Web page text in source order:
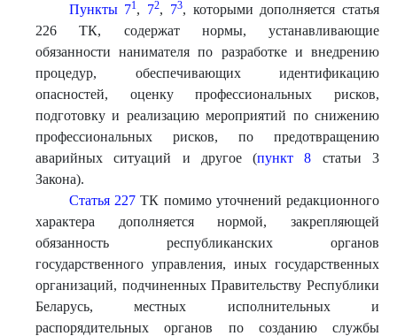
Пункты 71, 72, 73, которыми дополняется статья
226 ТК, содержат нормы, устанавливающие
обязанности нанимателя по разработке и внедрению
процедур, обеспечивающих идентификацию
опасностей, оценку профессиональных рисков,
подготовку и реализацию мероприятий по снижению
профессиональных рисков, по предотвращению
аварийных ситуаций и другое (пункт 8 статьи 3
Закона).
Статья 227 ТК помимо уточнений редакционного
характера дополняется нормой, закрепляющей
обязанность республиканских органов
государственного управления, иных государственных
организаций, подчиненных Правительству Республики
Беларусь, местных исполнительных и
распорядительных органов по созданию службы